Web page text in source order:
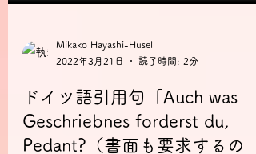
Mikako Hayashi-Husel